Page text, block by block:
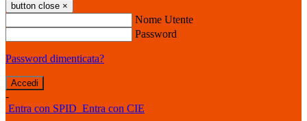
button close ×
Nome Utente
Password
Password dimenticata?
-
Entra con SPID Entra con CIE